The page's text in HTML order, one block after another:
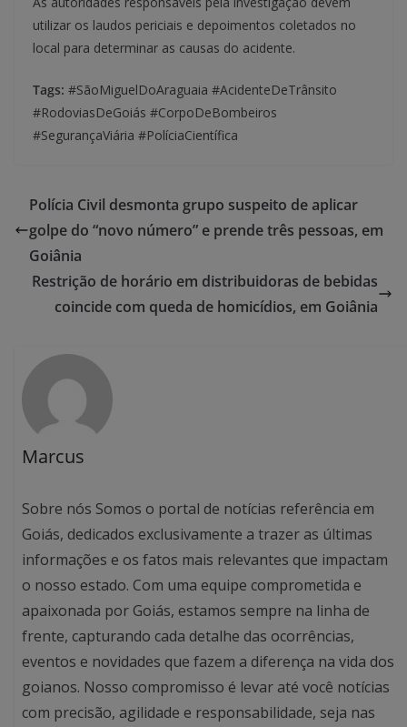
utilizar os laudos periciais e depoimentos coletados no
local para determinar as causas do acidente.
Tags: #SãoMiguelDoAraguaia #AcidenteDeTrânsito
#RodoviasDeGoiás #CorpoDeBombeiros
#SegurançaViária #PolíciaCientífica
Polícia Civil desmonta grupo suspeito de aplicar
golpe do “novo número” e prende três pessoas, em
Goiânia
Restrição de horário em distribuidoras de bebidas
coincide com queda de homicídios, em Goiânia
Marcus
Sobre nós Somos o portal de notícias referência em
Goiás, dedicados exclusivamente a trazer as últimas
informações e os fatos mais relevantes que impactam
o nosso estado. Com uma equipe comprometida e
apaixonada por Goiás, estamos sempre na linha de
frente, capturando cada detalhe das ocorrências,
eventos e novidades que fazem a diferença na vida dos
goianos. Nosso compromisso é levar até você notícias
com precisão, agilidade e responsabilidade, seja nas